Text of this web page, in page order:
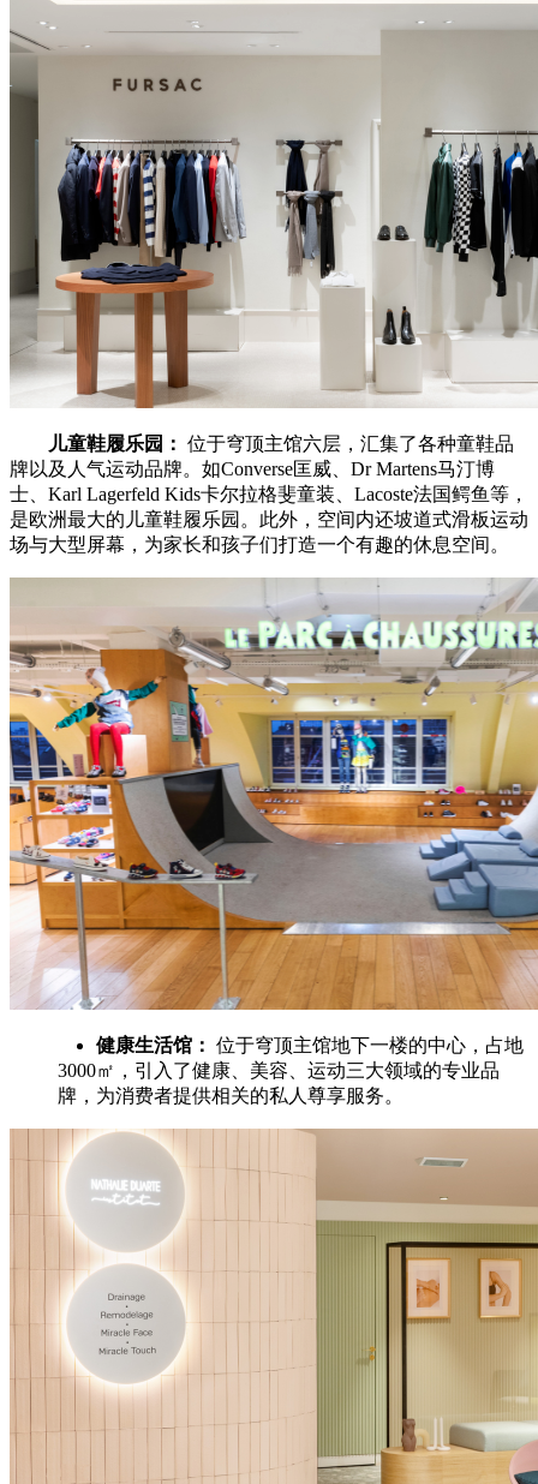
儿童鞋履乐园： 位于穹顶主馆六层，汇集了各种童鞋品
牌以及人气运动品牌。如Converse匡威、Dr Martens马汀博
士、Karl Lagerfeld Kids卡尔拉格斐童装、Lacoste法国鳄鱼等，
是欧洲最大的儿童鞋履乐园。此外，空间内还坡道式滑板运动
场与大型屏幕，为家长和孩子们打造一个有趣的休息空间。
健康生活馆： 位于穹顶主馆地下一楼的中心，占地
3000㎡，引入了健康、美容、运动三大领域的专业品
牌，为消费者提供相关的私人尊享服务。